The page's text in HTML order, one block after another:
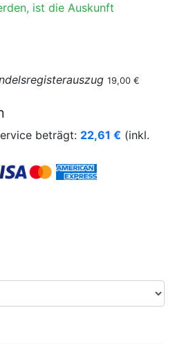
ist die Auskunft
19,00 €
beträgt: 22,61 € (inkl.